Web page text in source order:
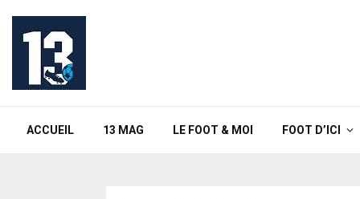
ACCUEIL 13 MAG LE FOOT & MOI FOOT D’ICI